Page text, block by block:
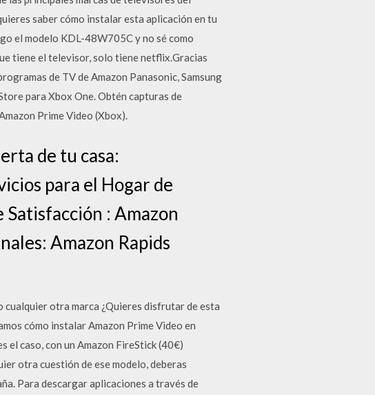
saber cómo instalar esta aplicación en tu
el modelo KDL-48W705C y no sé como
tiene el televisor, solo tiene netflix.Gracias
de TV de Amazon Panasonic, Samsung
para Xbox One. Obtén capturas de
Prime Video (Xbox).
de tu casa:
para el Hogar de
: Amazon
Amazon Rapids
cualquier otra marca ¿Quieres disfrutar de esta
cómo instalar Amazon Prime Video en
el caso, con un Amazon FireStick (40€)
otra cuestión de ese modelo, deberas
Para descargar aplicaciones a través de